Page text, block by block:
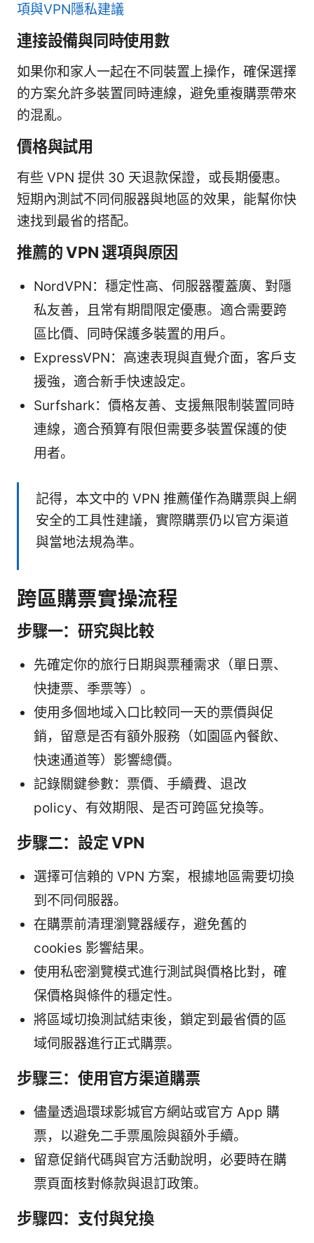
項與VPN隱私建議
連接設備與同時使用數
如果你和家人一起在不同裝置上操作，確保選擇
的方案允許多裝置同時連線，避免重複購票帶來
的混亂。
價格與試用
有些 VPN 提供 30 天退款保證，或長期優惠。
短期內測試不同伺服器與地區的效果，能幫你快
速找到最省的搭配。
推薦的 VPN 選項與原因
NordVPN：穩定性高、伺服器覆蓋廣、對隱
私友善，且常有期間限定優惠。適合需要跨
區比價、同時保護多裝置的用戶。
ExpressVPN：高速表現與直覺介面，客戶支
援強，適合新手快速設定。
Surfshark：價格友善、支援無限制裝置同時
連線，適合預算有限但需要多裝置保護的使
用者。
記得，本文中的 VPN 推薦僅作為購票與上網
安全的工具性建議，實際購票仍以官方渠道
與當地法規為準。
跨區購票實操流程
步驟一：研究與比較
先確定你的旅行日期與票種需求（單日票、
快捷票、季票等）。
使用多個地域入口比較同一天的票價與促
銷，留意是否有額外服務（如園區內餐飲、
快速通道等）影響總價。
記錄關鍵參數：票價、手續費、退改
policy、有效期限、是否可跨區兌換等。
步驟二：設定 VPN
選擇可信賴的 VPN 方案，根據地區需要切換
到不同伺服器。
在購票前清理瀏覽器緩存，避免舊的
cookies 影響結果。
使用私密瀏覽模式進行測試與價格比對，確
保價格與條件的穩定性。
將區域切換測試結束後，鎖定到最省價的區
域伺服器進行正式購票。
步驟三：使用官方渠道購票
儘量透過環球影城官方網站或官方 App 購
票，以避免二手票風險與額外手續。
留意促銷代碼與官方活動說明，必要時在購
票頁面核對條款與退訂政策。
步驟四：支付與兌換